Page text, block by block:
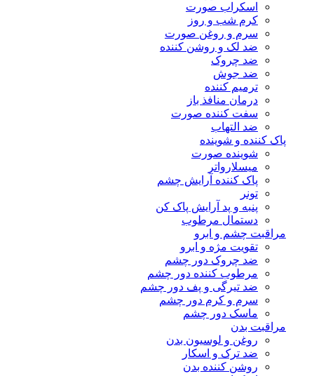
اسکراب صورت
کرم شب و روز
سرم و روغن صورت
ضد لک و روشن کننده
ضد چروک
ضد جوش
ترمیم کننده
درمان منافذ باز
سفت کننده صورت
ضد التهاب
پاک کننده و شوینده
شوینده صورت
میسلارواتر
پاک کننده آرایش چشم
تونر
پنبه و پد آرایش پاک کن
دستمال مرطوب
مراقبت چشم و ابرو
تقویت مژه و ابرو
ضد چروک دور چشم
مرطوب کننده دور چشم
ضد تیرگی و پف دور چشم
سرم و کرم دور چشم
ماسک دور چشم
مراقبت بدن
روغن و لوسیون بدن
ضد ترک و اسکار
روشن کننده بدن